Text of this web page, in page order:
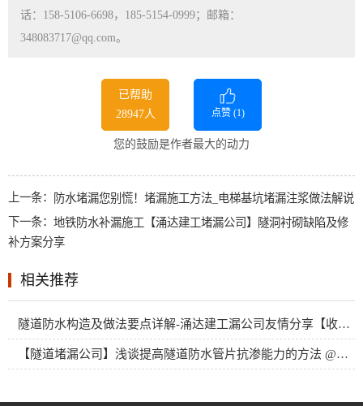
话：158-5106-6698，185-5154-0999；邮箱：
348083717@qq.com。
已帮助
28947人
点赞 (1)
您的鼓励是作者最大的动力
上一条：
防水堵漏您别慌！堵漏施工方法_电梯基坑堵漏注浆做法解说
下一条： 地铁防水补漏施工【涌达建工堵漏公司】隧洞衬砌缺陷及修
补方案分享
相关推荐
隧道防水构造及做法要点详解-涌达建工漏公司友情分享【收藏版】
【隧道堵漏公司】浅谈提高隧道防水管片抗渗能力的方法 @防水客户